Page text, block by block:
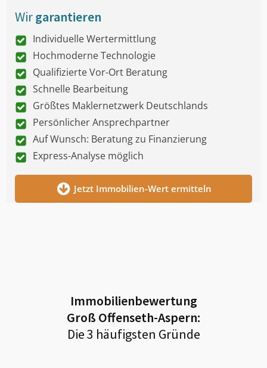
Wirgarantieren
Individuelle Wertermittlung
Hochmoderne Technologie
Qualifizierte Vor-Ort Beratung
Schnelle Bearbeitung
Größtes Maklernetzwerk Deutschlands
Persönlicher Ansprechpartner
Auf Wunsch: Beratung zu Finanzierung
Express-Analyse möglich
Jetzt Immobilien-Wert ermitteln
Immobilienbewertung
Groß Offenseth-Aspern:
Die 3 häufigsten Gründe